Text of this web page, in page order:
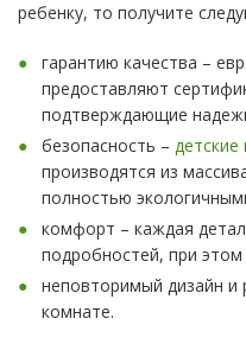
ребенку, то получите
гарантию качества –
предоставляют
подтверждающие
безопасность – детские
производятся из
полностью
комфорт – каждая
подробностей, при
неповторимый дизайн
комнате.